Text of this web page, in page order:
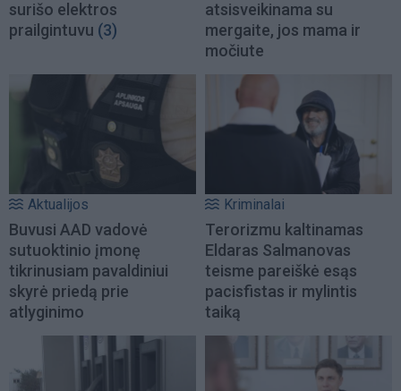
surišo elektros
prailgintuvu (3)
atsisveikinama su
mergaite, jos mama ir
močiute
Aktualijos
Buvusi AAD vadovė
sutuoktinio įmonę
tikrinusiam pavaldiniui
skyrė priedą prie
atlyginimo
Kriminalai
Terorizmu kaltinamas
Eldaras Salmanovas
teisme pareiškė esąs
pacisfistas ir mylintis
taiką